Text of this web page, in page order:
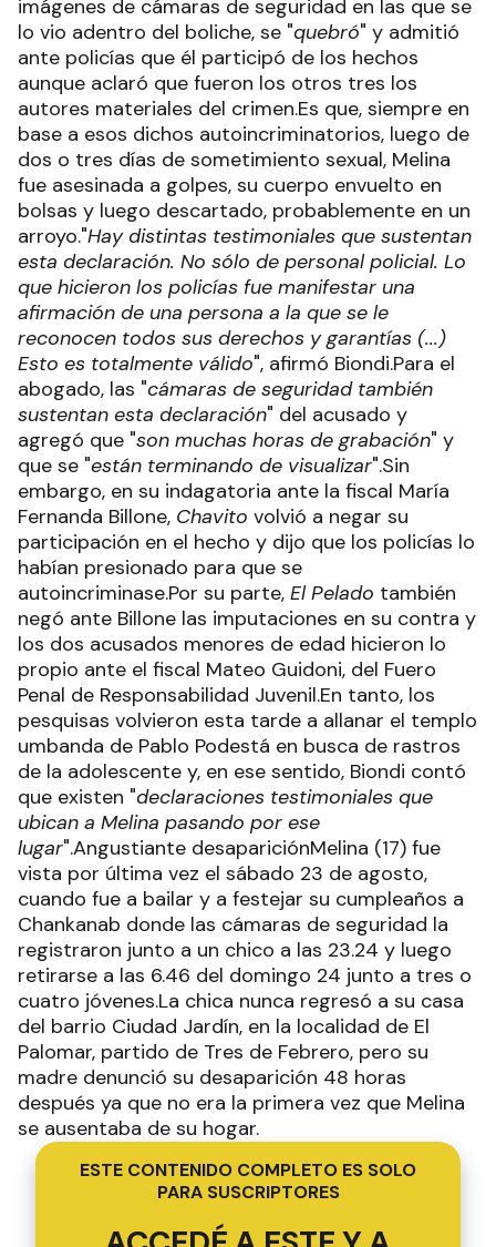
imágenes de cámaras de seguridad en las que se
lo vio adentro del boliche, se "quebró" y admitió
ante policías que él participó de los hechos
aunque aclaró que fueron los otros tres los
autores materiales del crimen.Es que, siempre en
base a esos dichos autoincriminatorios, luego de
dos o tres días de sometimiento sexual, Melina
fue asesinada a golpes, su cuerpo envuelto en
bolsas y luego descartado, probablemente en un
arroyo."Hay distintas testimoniales que sustentan
esta declaración. No sólo de personal policial. Lo
que hicieron los policías fue manifestar una
afirmación de una persona a la que se le
reconocen todos sus derechos y garantías (...)
Esto es totalmente válido", afirmó Biondi.Para el
abogado, las "cámaras de seguridad también
sustentan esta declaración" del acusado y
agregó que "son muchas horas de grabación" y
que se "están terminando de visualizar".Sin
embargo, en su indagatoria ante la fiscal María
Fernanda Billone, Chavito volvió a negar su
participación en el hecho y dijo que los policías lo
habían presionado para que se
autoincriminase.Por su parte, El Pelado también
negó ante Billone las imputaciones en su contra y
los dos acusados menores de edad hicieron lo
propio ante el fiscal Mateo Guidoni, del Fuero
Penal de Responsabilidad Juvenil.En tanto, los
pesquisas volvieron esta tarde a allanar el templo
umbanda de Pablo Podestá en busca de rastros
de la adolescente y, en ese sentido, Biondi contó
que existen "declaraciones testimoniales que
ubican a Melina pasando por ese
lugar".Angustiante desapariciónMelina (17) fue
vista por última vez el sábado 23 de agosto,
cuando fue a bailar y a festejar su cumpleaños a
Chankanab donde las cámaras de seguridad la
registraron junto a un chico a las 23.24 y luego
retirarse a las 6.46 del domingo 24 junto a tres o
cuatro jóvenes.La chica nunca regresó a su casa
del barrio Ciudad Jardín, en la localidad de El
Palomar, partido de Tres de Febrero, pero su
madre denunció su desaparición 48 horas
después ya que no era la primera vez que Melina
se ausentaba de su hogar.
ESTE CONTENIDO COMPLETO ES SOLO
PARA SUSCRIPTORES